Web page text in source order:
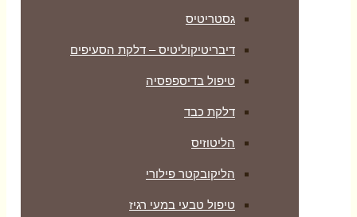
גסטריטיס
דיבריטיקוליטיס – דלקת הסעיפים
טיפול בדיספפסיה
דלקת כבד
הליטוזיס
הליקובקטר פילורי
טיפול טבעי במעי רגיז